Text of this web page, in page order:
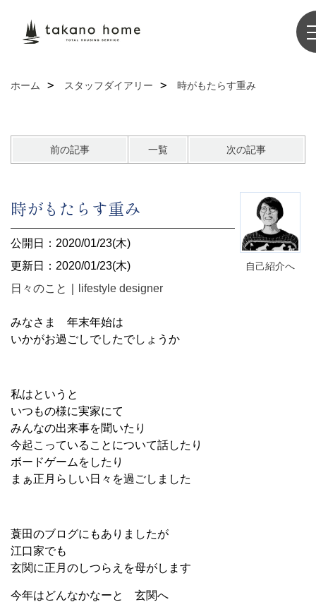
ホーム スタッフダイアリー 時がもたらす重み
前の記事 一覧 次の記事
自己紹介へ
時がもたらす重み
公開日：2020/01/23(木)
更新日：2020/01/23(木)
日々のこと
lifestyle designer
みなさま 年末年始は
いかがお過ごしでしたでしょうか
私はというと
いつもの様に実家にて
みんなの出来事を聞いたり
今起こっていることについて話したり
ボードゲームをしたり
まぁ正月らしい日々を過ごしました
蓑田のブログにもありましたが
江口家でも
玄関に正月のしつらえを母がします
今年はどんなかなーと 玄関へ